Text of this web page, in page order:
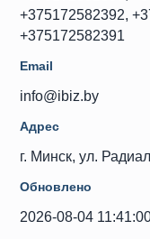
+375172582392,
+375172582391
Email
info@ibiz.by
Адрес
г. Минск, ул.
Обновлено
2026-08-04